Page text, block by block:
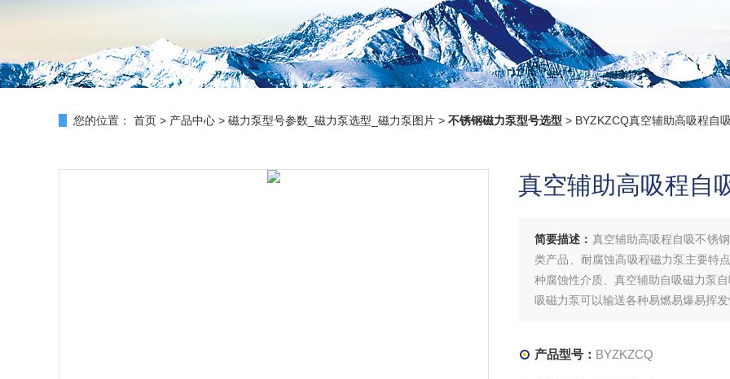
您的位置： 首页 > 产品中心 > 磁力泵型号参数_磁力泵选型_磁力泵图片 > 不锈钢磁力泵型号选型 > BYZKZCQ真空辅助高吸程自
真空辅助高吸程自
简要描述： 真空辅助高吸程自吸不锈
类产品、耐腐蚀高吸程磁力泵主要特
种腐蚀性介质、真空辅助自吸磁力泵
吸磁力泵可以输送各种易燃易爆易挥
产品型号： BYZKZCQ